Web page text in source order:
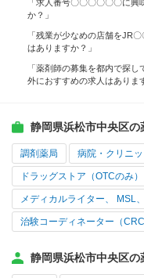
「求人番号〇〇〇〇〇〇に
か？」
「残業が少なめの店舗をJR
はありますか？」
「薬剤師の募集を都内で探
外におすすめの求人はありま
静岡県浜松市中央区
調剤薬局 病院・クリニッ
ドラッグストア（OTCのみ）
メディカルライター、 MSL
治験コーディネーター（CRC
静岡県浜松市中央区